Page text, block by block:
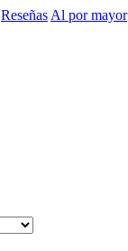
Reseñas Al por mayor